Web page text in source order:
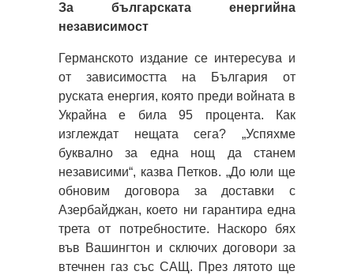
За българската енергийна
независимост
Германското издание се интересува и
от зависимостта на България от
руската енергия, която преди войната в
Украйна е била 95 процента. Как
изглеждат нещата сега? „Успяхме
буквално за една нощ да станем
независими“, казва Петков. „До юли ще
обновим договора за доставки с
Азербайджан, което ни гарантира една
трета от потребностите. Наскоро бях
във Вашингтон и сключих договори за
втечнен газ със САЩ. През лятото ще